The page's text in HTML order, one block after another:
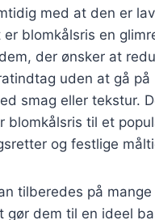
med at den er
blomkålsris en
der ønsker at
uden at gå på
smag eller tekstur.
blomkålsris til et
og festlige
tilberedes på
gør dem til en ideel